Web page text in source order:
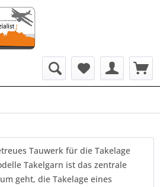
Tauwerk für die Takelage
Takelgarn ist das zentrale
geht, die Takelage eines